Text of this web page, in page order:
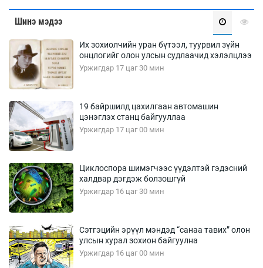
Шинэ мэдээ
Их зохиолчийн уран бүтээл, туурвил зүйн
онцлогийг олон улсын судлаачид хэлэлцлээ
Уржигдар 17 цаг 30 мин
19 байршилд цахилгаан автомашин
цэнэглэх станц байгууллаа
Уржигдар 17 цаг 00 мин
Циклоспора шимэгчээс үүдэлтэй гэдэсний
халдвар дэгдэж болзошгүй
Уржигдар 16 цаг 30 мин
Сэтгэцийн эрүүл мэндэд “санаа тавих” олон
улсын хурал зохион байгуулна
Уржигдар 16 цаг 00 мин